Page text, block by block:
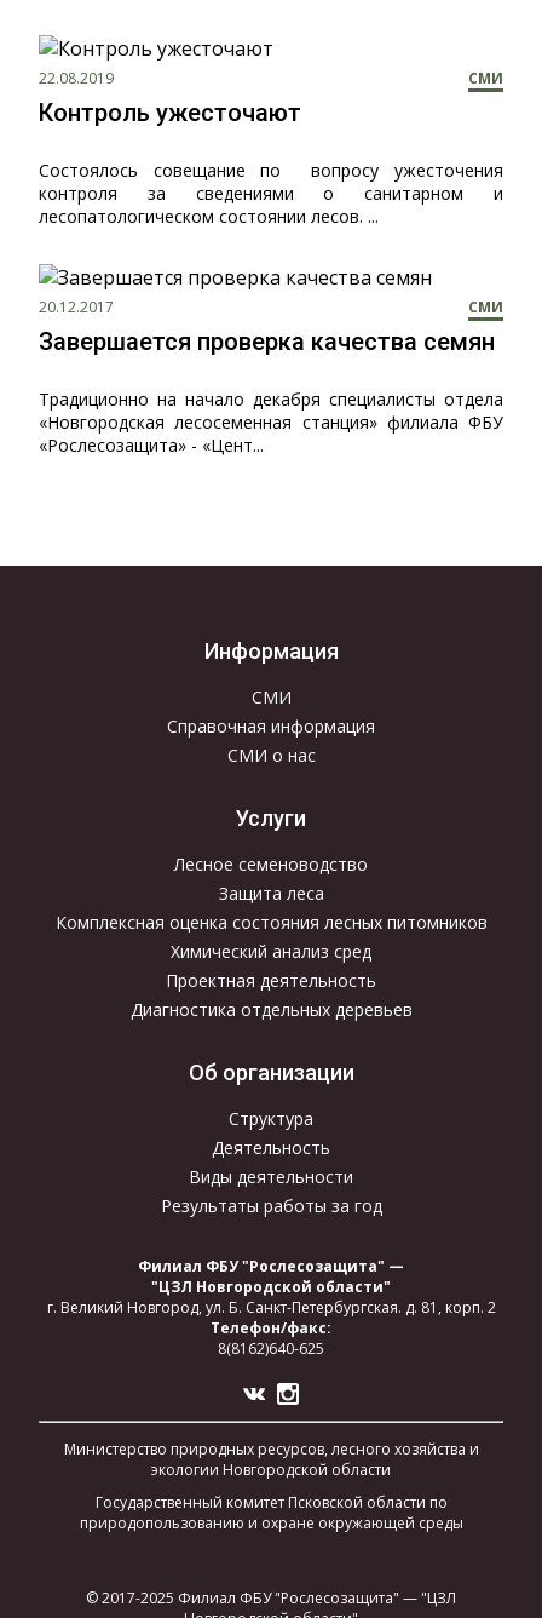
22.08.2019 СМИ
Контроль ужесточают
Состоялось совещание по вопросу ужесточения
контроля за сведениями о санитарном и
лесопатологическом состоянии лесов. ...
20.12.2017 СМИ
Завершается проверка качества семян
Традиционно на начало декабря специалисты отдела
«Новгородская лесосеменная станция» филиала ФБУ
«Рослесозащита» - «Цент...
Информация
СМИ
Справочная информация
СМИ о нас
Услуги
Лесное семеноводство
Защита леса
Комплексная оценка состояния лесных питомников
Химический анализ сред
Проектная деятельность
Диагностика отдельных деревьев
Об организации
Структура
Деятельность
Виды деятельности
Результаты работы за год
Филиал ФБУ "Рослесозащита" —
"ЦЗЛ Новгородской области"
г. Великий Новгород, ул. Б. Санкт-Петербургская. д. 81, корп. 2
Телефон/факс:
8(8162)640-625
Министерство природных ресурсов, лесного хозяйства и
экологии Новгородской области
Государственный комитет Псковской области по
природопользованию и охране окружающей среды
© 2017-2025 Филиал ФБУ "Рослесозащита" — "ЦЗЛ